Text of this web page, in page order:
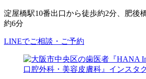
淀屋橋駅10番出口から徒歩約2分、肥後
約6分
LINEでご相談・ご予約